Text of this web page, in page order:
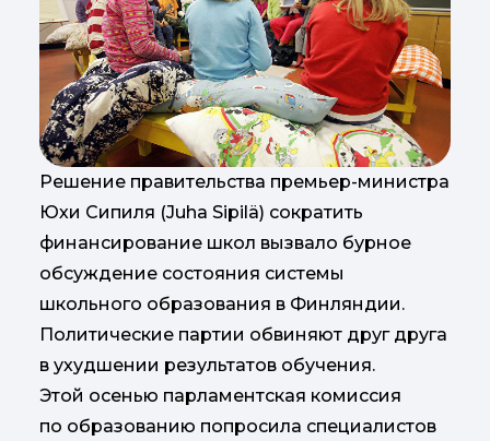
Решение правительства премьер-министра
Юхи Сипиля (Juha Sipilä) сократить
финансирование школ вызвало бурное
обсуждение состояния системы
школьного образования в Финляндии.
Политические партии обвиняют друг друга
в ухудшении результатов обучения.
Этой осенью парламентская комиссия
по образованию попросила специалистов